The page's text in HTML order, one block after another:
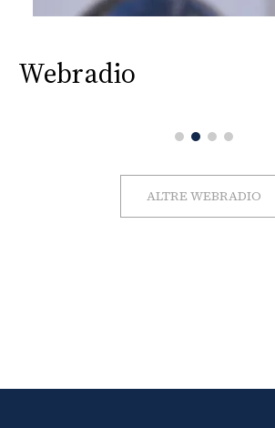
Webradio
ALTRE WEBRADIO